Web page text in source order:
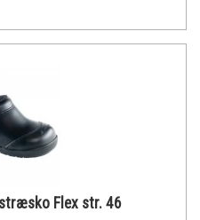
Flex str. 46